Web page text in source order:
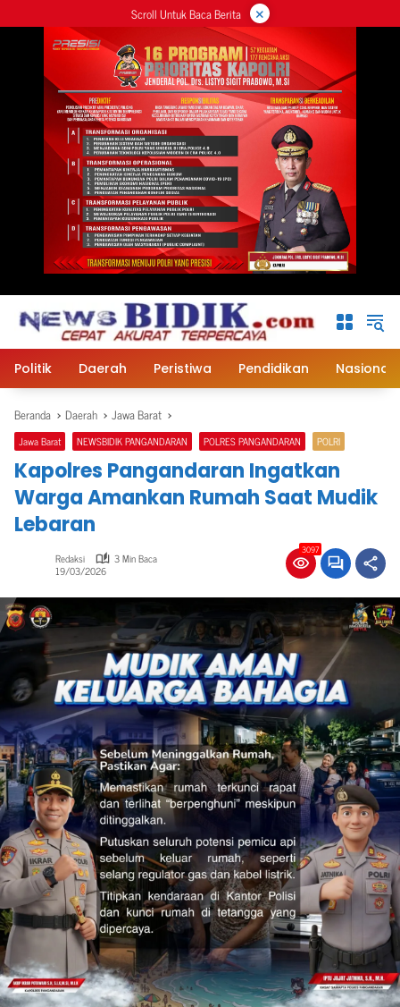
ke
Scroll Untuk Baca Berita ×
Politik Daerah Peristiwa Pendidikan Nasional
Beranda Daerah Jawa Barat
Jawa Barat NEWSBIDIK PANGANDARAN POLRES PANGANDARAN POLRI
Kapolres Pangandaran Ingatkan
Warga Amankan Rumah Saat Mudik
Lebaran
Redaksi 3 Min Baca
19/03/2026
3097